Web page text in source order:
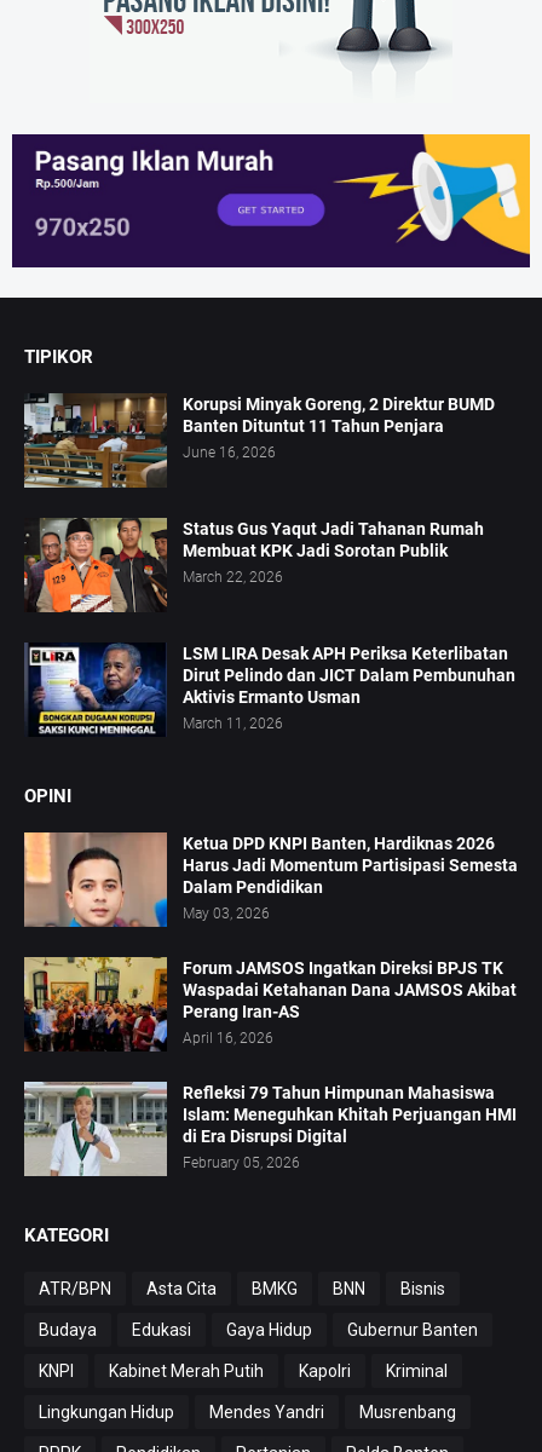
TIPIKOR
Korupsi Minyak Goreng, 2 Direktur BUMD
Banten Dituntut 11 Tahun Penjara
June 16, 2026
Status Gus Yaqut Jadi Tahanan Rumah
Membuat KPK Jadi Sorotan Publik
March 22, 2026
LSM LIRA Desak APH Periksa Keterlibatan
Dirut Pelindo dan JICT Dalam Pembunuhan
Aktivis Ermanto Usman
March 11, 2026
OPINI
Ketua DPD KNPI Banten, Hardiknas 2026
Harus Jadi Momentum Partisipasi Semesta
Dalam Pendidikan
May 03, 2026
Forum JAMSOS Ingatkan Direksi BPJS TK
Waspadai Ketahanan Dana JAMSOS Akibat
Perang Iran-AS
April 16, 2026
Refleksi 79 Tahun Himpunan Mahasiswa
Islam: Meneguhkan Khitah Perjuangan HMI
di Era Disrupsi Digital
February 05, 2026
KATEGORI
ATR/BPN Asta Cita BMKG BNN Bisnis
Budaya Edukasi Gaya Hidup Gubernur Banten
KNPI Kabinet Merah Putih Kapolri Kriminal
Lingkungan Hidup Mendes Yandri Musrenbang